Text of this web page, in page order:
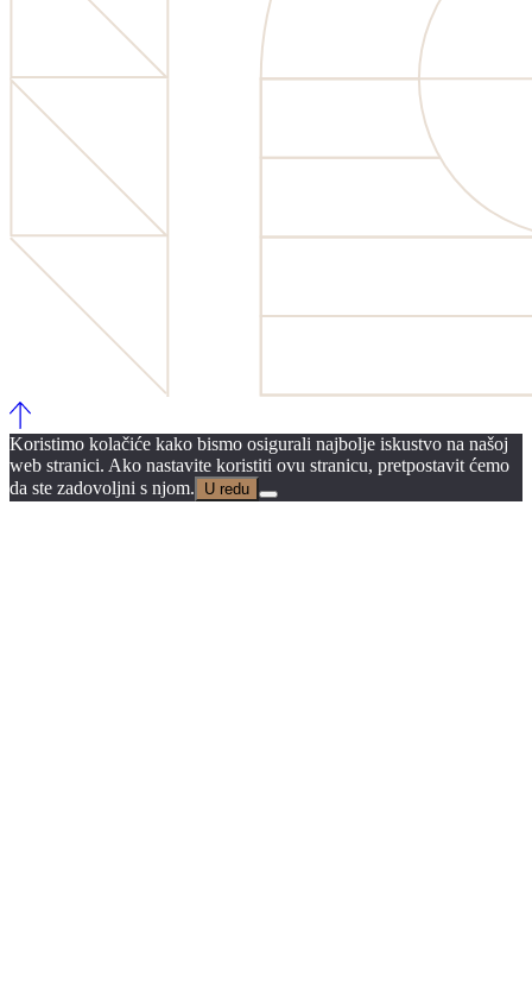
Koristimo kolačiće kako bismo osigurali najbolje iskustvo na našoj
web stranici. Ako nastavite koristiti ovu stranicu, pretpostavit ćemo
da ste zadovoljni s njom.
U redu